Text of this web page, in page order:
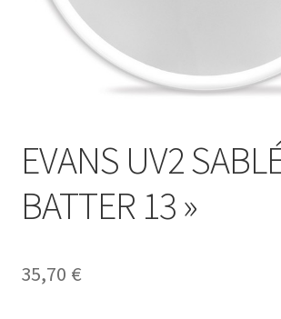
EVANS UV2
BATTER 13 »
35,70 €